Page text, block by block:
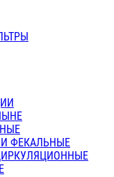
ФЕКАЛЬНЫЕ